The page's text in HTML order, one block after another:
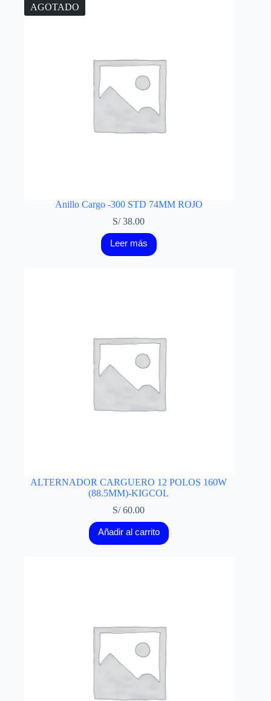
AGOTADO
Anillo Cargo -300 STD 74MM ROJO
S/38.00
Leer más
ALTERNADOR CARGUERO 12 POLOS 160W
(88.5MM)-KIGCOL
S/60.00
Añadir al carrito